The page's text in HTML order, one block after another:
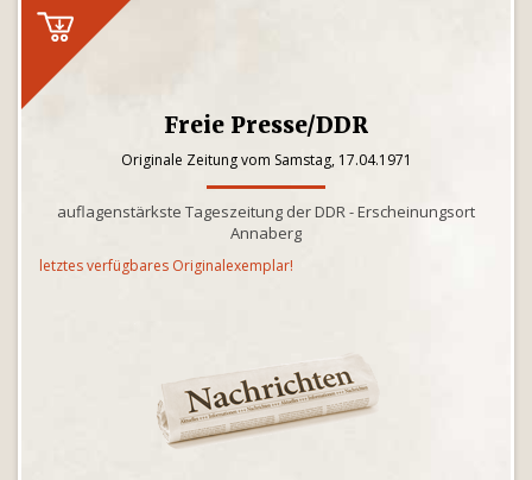
Freie Presse/DDR
Originale Zeitung vom Samstag, 17.04.1971
auflagenstärkste Tageszeitung der DDR - Erscheinungsort
Annaberg
letztes verfügbares Originalexemplar!